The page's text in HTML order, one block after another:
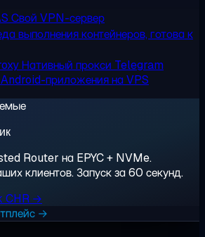
Свой VPN-сервер
выполнения контейнеров, готова к
Нативный прокси Telegram
Android-приложения на VPS
Router на EPYC + NVMe.
клиентов. Запуск за 60 секунд.
CHR →
→